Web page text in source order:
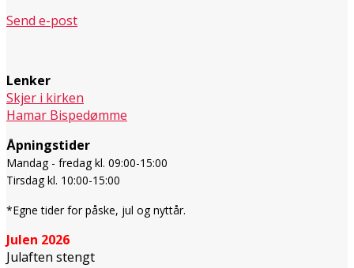
Send e-post
Lenker
Skjer i kirken
Hamar Bispedømme
Åpningstider
Mandag - fredag kl. 09:00-15:00
Tirsdag kl. 10:00-15:00
*Egne tider for påske, jul og nyttår.
Julen 2026
Julaften stengt